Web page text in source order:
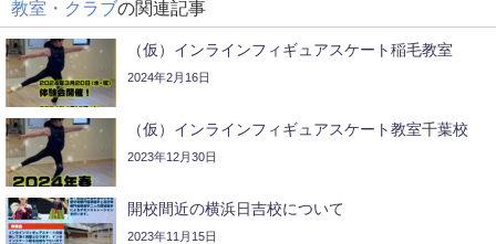
教室・クラブの関連記事
（仮）インラインフィギュアスケート稲毛教室
2024年2月16日
（仮）インラインフィギュアスケート教室千葉校
2023年12月30日
開校間近の横浜日吉校について
2023年11月15日